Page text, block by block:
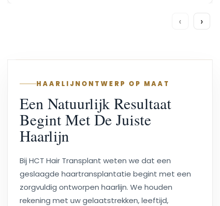
‹ ›
HAARLIJNONTWERP OP MAAT
Een Natuurlijk Resultaat
Begint Met De Juiste
Haarlijn
Bij HCT Hair Transplant weten we dat een
geslaagde haartransplantatie begint met een
zorgvuldig ontworpen haarlijn. We houden
rekening met uw gelaatstrekken, leeftijd,